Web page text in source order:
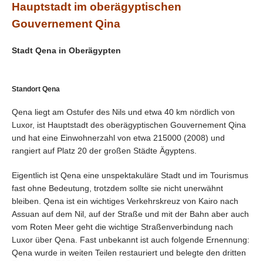
Hauptstadt im oberägyptischen
Gouvernement Qina
Stadt Qena in Oberägypten
Standort Qena
Qena liegt am Ostufer des Nils und etwa 40 km nördlich von
Luxor, ist Hauptstadt des oberägyptischen Gouvernement Qina
und hat eine Einwohnerzahl von etwa 215000 (2008) und
rangiert auf Platz 20 der großen Städte Ägyptens.
Eigentlich ist Qena eine unspektakuläre Stadt und im Tourismus
fast ohne Bedeutung, trotzdem sollte sie nicht unerwähnt
bleiben. Qena ist ein wichtiges Verkehrskreuz von Kairo nach
Assuan auf dem Nil, auf der Straße und mit der Bahn aber auch
vom Roten Meer geht die wichtige Straßenverbindung nach
Luxor über Qena. Fast unbekannt ist auch folgende Ernennung:
Qena wurde in weiten Teilen restauriert und belegte den dritten